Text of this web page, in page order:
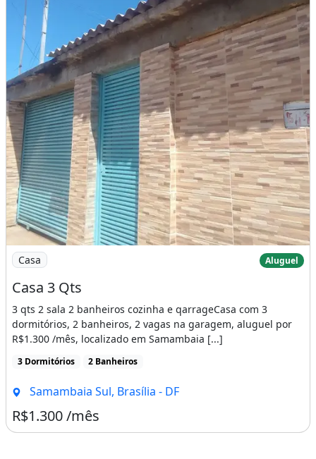
Imagem: Casa 3 Qts
Casa Aluguel
Casa 3 Qts
3 qts 2 sala 2 banheiros cozinha e qarrageCasa com 3
dormitórios, 2 banheiros, 2 vagas na garagem, aluguel por
R$1.300 /mês, localizado em Samambaia [...]
3 Dormitórios 2 Banheiros
Samambaia Sul, Brasília - DF
R$1.300 /mês